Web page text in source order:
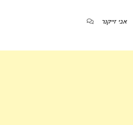
אבי זייקנר